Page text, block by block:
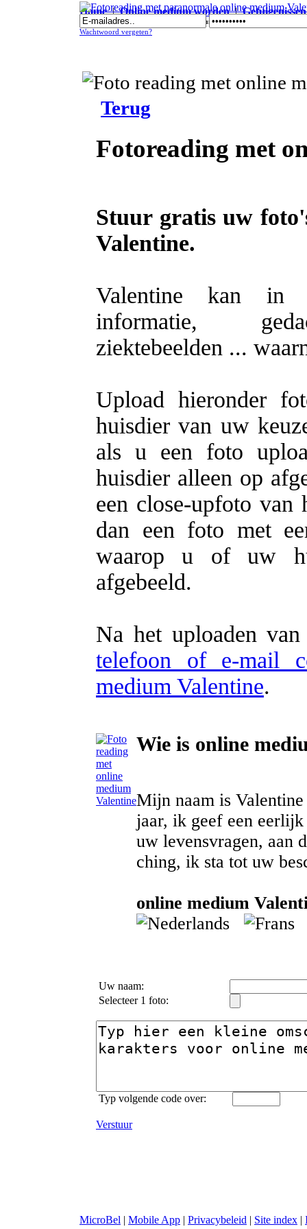
Home|Online medium worden|Getuigenissen
Fotoreading met paranormale online medium Valentine
Wachtwoord vergeten?
Terug
Fotoreading met
Stuur gratis uw
Valentine.
Valentine kan in
informatie,
ziektebeelden ...
Upload hieronder
huisdier van uw
als u een foto
huisdier alleen op
een close-upfoto van
dan een foto met
waarop u of uw
afgebeeld.
Na het uploaden
telefoon of e-mail
medium Valentine.
Wie is online
Mijn naam is
jaar, ik geef een
uw levensvragen, aan
ching, ik sta tot uw
online medium
Uw naam:
Selecteer 1 foto:
Typ volgende code over:
Verstuur
MicroBel | Mobile App | Privacybeleid | Site index |